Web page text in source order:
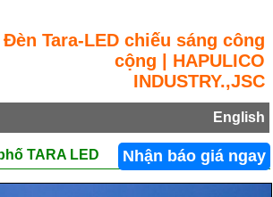
Đèn Tara-LED chiếu sáng công
cộng | HAPULICO
INDUSTRY.,JSC
English
Nhận báo giá ngay
TARA LED